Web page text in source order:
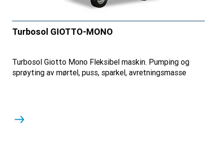
Turbosol GIOTTO-MONO
Turbosol Giotto Mono Fleksibel maskin. Pumping og
sprøyting av mørtel, puss, sparkel, avretningsmasse